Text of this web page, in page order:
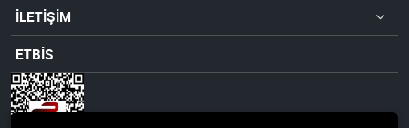
İLETİŞİM
ETBİS